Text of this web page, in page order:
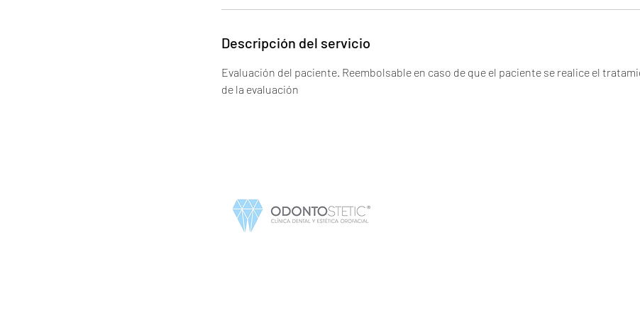
Descripción del servicio
Evaluación del paciente. Reembolsable en caso de que el paciente se realice el
de la evaluación